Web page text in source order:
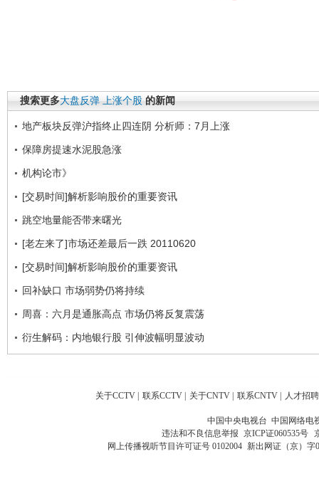
搜索更多大盘反弹 上涨个股 的新闻
地产板块反弹沪指终止四连阴 分析师：7月上涨
保障房提速水泥股急涨
机构论市》
[交易时间]解析影响股价的重要资讯
跳空地量能否带来曙光
[老左来了]市场还差最后一跌 20110620
[交易时间]解析影响股价的重要资讯
回补缺口 市场弱势仍将持续
周喜：六月是通胀高点 市场仍将反复震荡
衍生解码：内地银行股 引伸波幅明显波动
关于CCTV | 联系CCTV | 关于CNTV | 联系CNTV | 人才招聘
中国中央电视台 中国网络电
违法和不良信息举报 京ICP证060535号
网上传播视听节目许可证号 0102004 新出网证（京）